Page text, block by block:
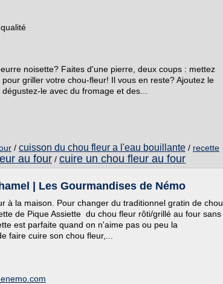
noisette? Faites d'une pierre, deux coups : mettez
griller votre chou-fleur! Il vous en reste? Ajoutez le
le avec du fromage et des...
/ cuisson du chou fleur a l'eau bouillante / recette
au four / cuire un chou fleur au four
| Les Gourmandises de Némo
à la maison. Pour changer du traditionnel gratin de chou
de Pique Assiette du chou fleur rôti/grillé au four sans
est parfaite quand on n'aime pas ou peu la
faire cuire son chou fleur,...